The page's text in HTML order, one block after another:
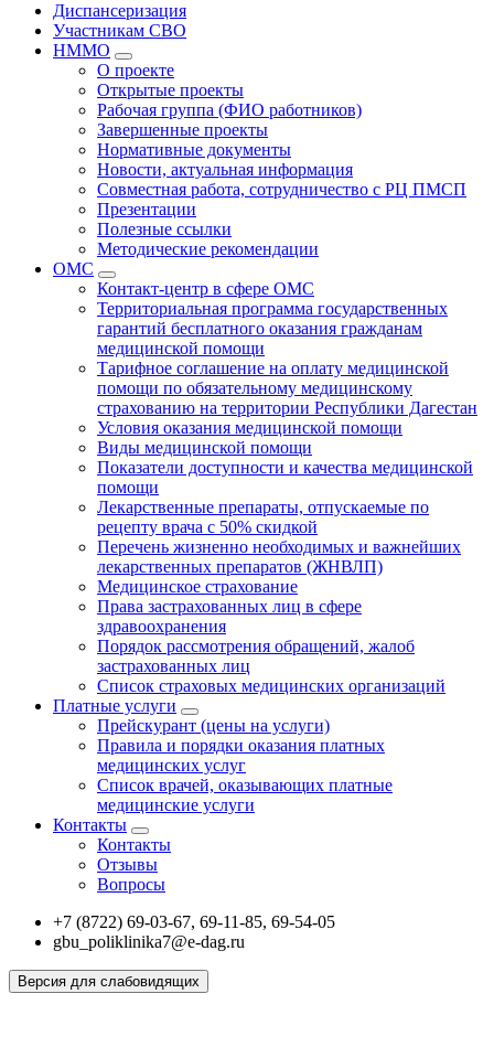
Диспансеризация
Участникам СВО
НММО
О проекте
Открытые проекты
Рабочая группа (ФИО работников)
Завершенные проекты
Нормативные документы
Новости, актуальная информация
Совместная работа, сотрудничество с РЦ ПМСП
Презентации
Полезные ссылки
Методические рекомендации
ОМС
Контакт-центр в сфере ОМС
Территориальная программа государственных
гарантий бесплатного оказания гражданам
медицинской помощи
Тарифное соглашение на оплату медицинской
помощи по обязательному медицинскому
страхованию на территории Республики Дагестан
Условия оказания медицинской помощи
Виды медицинской помощи
Показатели доступности и качества медицинской
помощи
Лекарственные препараты, отпускаемые по
рецепту врача с 50% скидкой
Перечень жизненно необходимых и важнейших
лекарственных препаратов (ЖНВЛП)
Медицинское страхование
Права застрахованных лиц в сфере
здравоохранения
Порядок рассмотрения обращений, жалоб
застрахованных лиц
Список страховых медицинских организаций
Платные услуги
Прейскурант (цены на услуги)
Правила и порядки оказания платных
медицинских услуг
Список врачей, оказывающих платные
медицинские услуги
Контакты
Контакты
Отзывы
Вопросы
+7 (8722) 69-03-67, 69-11-85, 69-54-05
gbu_poliklinika7@e-dag.ru
Версия для слабовидящих